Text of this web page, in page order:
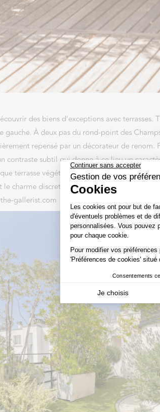
des biens d’exceptions avec
À deux pas du rond-point des
repensé par un décorateur de
contraste subtil qui donne à ce lieu un
terrasse végétalisée. Celle-ci, baignée de
charme discret de cette adresse. Pour plus
gallerist.com